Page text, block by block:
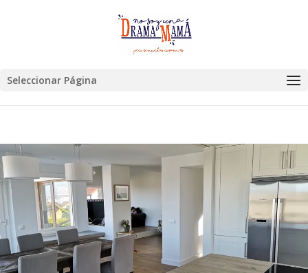
Seleccionar Página